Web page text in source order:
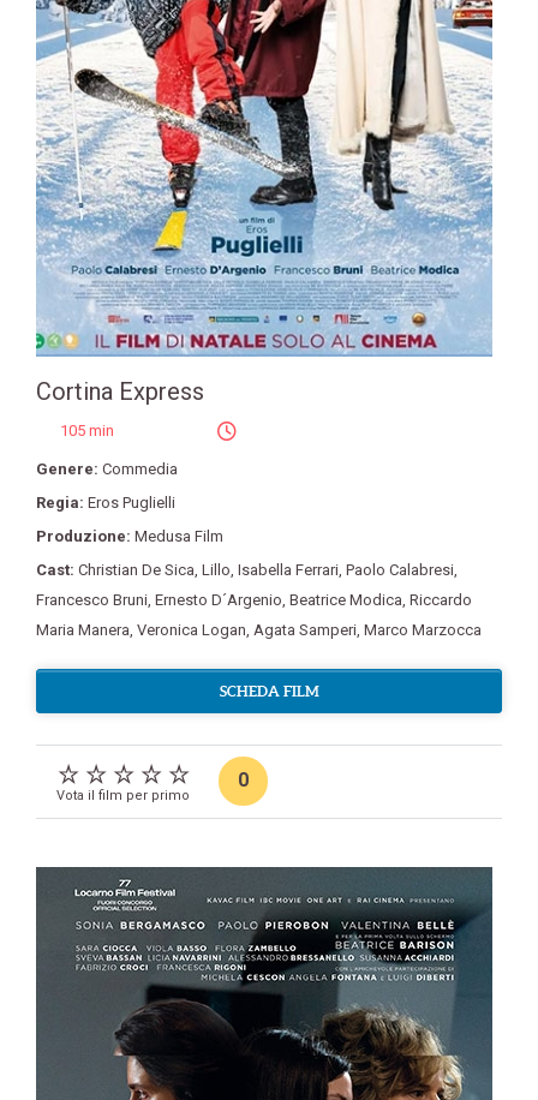
Cortina Express
105 min
Genere: Commedia
Regia: Eros Puglielli
Produzione: Medusa Film
Cast: Christian De Sica Lillo Isabella Ferrari Paolo Calabresi
Francesco Bruni Ernesto D´Argenio Beatrice Modica Riccardo
Maria Manera Veronica Logan Agata Samperi Marco Marzocca
SCHEDA FILM
Vota il film per primo
0